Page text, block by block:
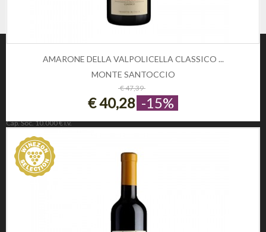
ESAURITO
AMARONE DELLA VALPOLICELLA CLASSICO ...
MONTE SANTOCCIO
€ 47,39
€ 40,28 -15%
Cap. Soc. 10.000 € i.v.
INFORMAZIONE
Privacy e Cookie Policy
CONDIZIONI DI UTILIZZO